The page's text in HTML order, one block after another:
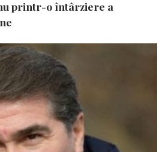
printr-o întârziere a